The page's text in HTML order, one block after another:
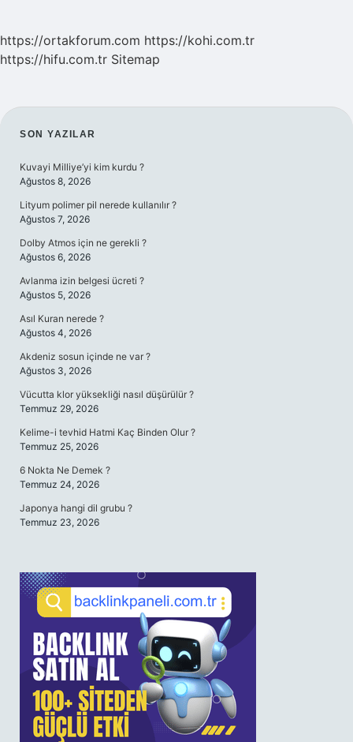
https://ortakforum.com https://kohi.com.tr
https://hifu.com.tr Sitemap
SIDEBAR
SON YAZILAR
Kuvayi Milliye’yi kim kurdu ?
Ağustos 8, 2026
Lityum polimer pil nerede kullanılır ?
Ağustos 7, 2026
Dolby Atmos için ne gerekli ?
Ağustos 6, 2026
Avlanma izin belgesi ücreti ?
Ağustos 5, 2026
Asıl Kuran nerede ?
Ağustos 4, 2026
Akdeniz sosun içinde ne var ?
Ağustos 3, 2026
Vücutta klor yüksekliği nasıl düşürülür ?
Temmuz 29, 2026
Kelime-i tevhid Hatmi Kaç Binden Olur ?
Temmuz 25, 2026
6 Nokta Ne Demek ?
Temmuz 24, 2026
Japonya hangi dil grubu ?
Temmuz 23, 2026